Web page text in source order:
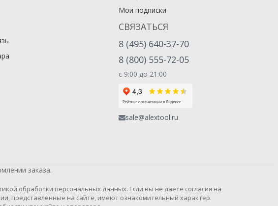
Мои подписки
СВЯЗАТЬСЯ
8 (495) 640-37-70
8 (800) 555-72-05
с 9:00 до 21:00
sale@alextool.ru
заказа.
обработки персональных данных. Если вы не даете согласия на
представленные на сайте, имеют ознакомительный характер.